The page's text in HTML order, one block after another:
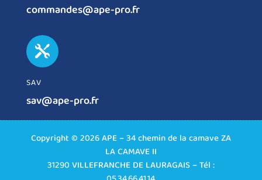
commandes@ape-pro.fr

SAV
sav@ape-pro.fr
Copyright © 2026 APE – 34 chemin de la camave ZA
LA CAMAVE II
31290 VILLEFRANCHE DE LAURAGAIS – Tél :